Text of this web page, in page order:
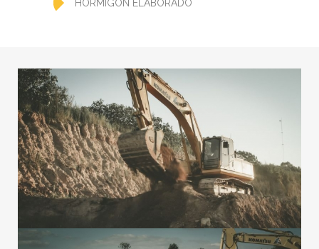
HORMIGON ELABORADO